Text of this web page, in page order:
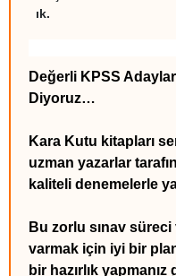
ık.
Değerli KPSS
Diyoruz…
Kara Kutu kitapları
uzman yazarlar
kaliteli denemelerle
Bu zorlu sınav süreci
varmak için iyi bir
bir hazırlık